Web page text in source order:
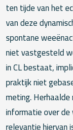
ten tijde van het
van deze
spontane
niet vastgesteld
in CL bestaat,
praktijk niet
meting.
informatie over de